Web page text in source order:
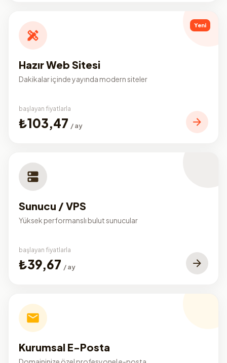
Yeni
Hazır Web Sitesi
Dakikalar içinde yayında modern siteler
başlayan fiyatlarla
₺103,47 / ay
Sunucu / VPS
Yüksek performanslı bulut sunucular
başlayan fiyatlarla
₺39,67 / ay
Kurumsal E-Posta